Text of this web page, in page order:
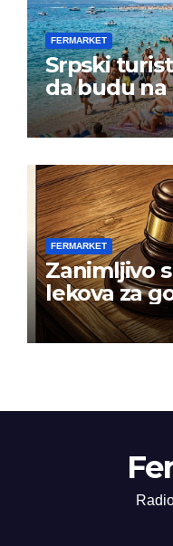
FERMARKET
Srpski
da budu na
FERMARKET
Zanimljivo
lekova za